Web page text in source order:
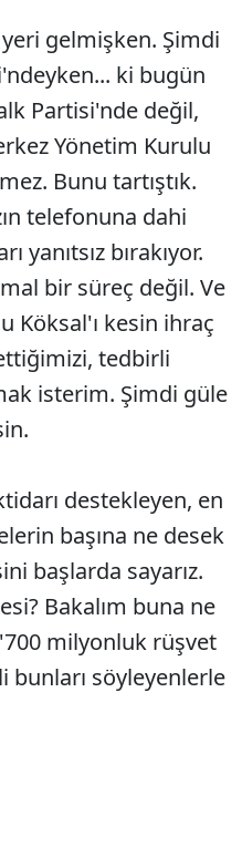
gelmişken. Şimdi
ki bugün
Partisi'nde değil,
Yönetim Kurulu
Bunu tartıştık.
telefonuna dahi
yanıtsız bırakıyor.
bir süreç değil. Ve
Köksal'ı kesin ihraç
tedbirli
isterim. Şimdi güle
destekleyen, en
başına ne desek
başlarda sayarız.
Bakalım buna ne
milyonluk rüşvet
bunları söyleyenlerle